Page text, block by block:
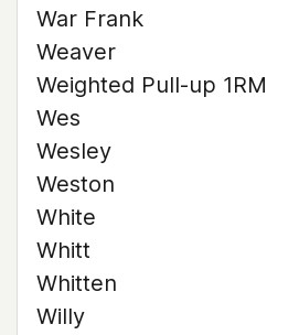
War Frank
Weaver
Weighted Pull-up 1RM
Wes
Wesley
Weston
White
Whitt
Whitten
Willy